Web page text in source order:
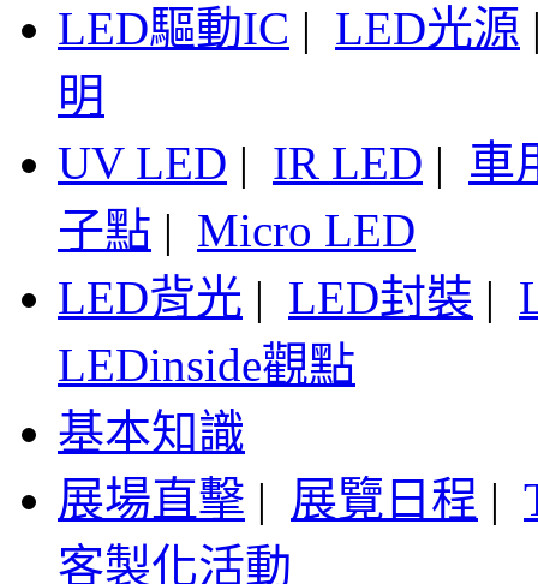
LED驅動IC | LED光源
明
UV LED | IR LED | 車
子點 | Micro LED
LED背光 | LED封裝 |
LEDinside觀點
基本知識
展場直擊 | 展覽日程 |
客製化活動